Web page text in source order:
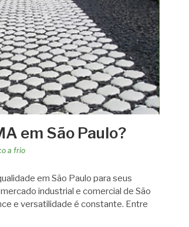
em São Paulo?
a frio
em São Paulo para seus
industrial e comercial de São
e versatilidade é constante. Entre